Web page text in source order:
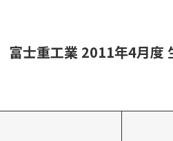
富士重工業 2011年4月度